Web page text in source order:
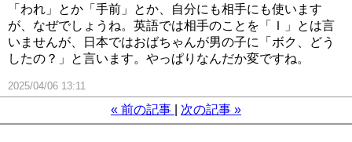
「われ」とか「手前」とか、自分にも相手にも使います
が、なぜでしょうね。英語では相手のことを「Ｉ」とは言
いませんが、日本ではおばちゃんが男の子に「ボク、どう
したの？」と言います。やっぱりなんだか変ですね。
2025/04/06 13:11
« 前の記事 次の記事 »